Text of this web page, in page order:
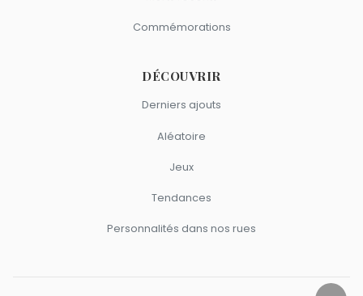
Commémorations
DÉCOUVRIR
Derniers ajouts
Aléatoire
Jeux
Tendances
Personnalités dans nos rues